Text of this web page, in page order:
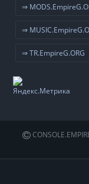
⇒
⇒
⇒ TR.EmpireG.ORG